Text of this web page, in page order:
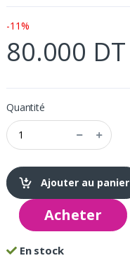
-11%
80.000 DT
Quantité
Ajouter au panier
Acheter
En stock